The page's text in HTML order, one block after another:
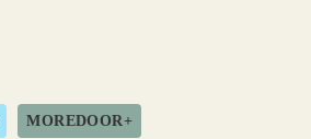
MOREDOOR+